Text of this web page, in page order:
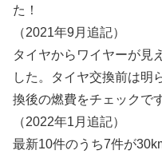
た！
（2021年9月追記）
タイヤからワイヤーが見
した。タイヤ交換前は明
換後の燃費をチェックで
（2022年1月追記）
最新10件のうち7件が